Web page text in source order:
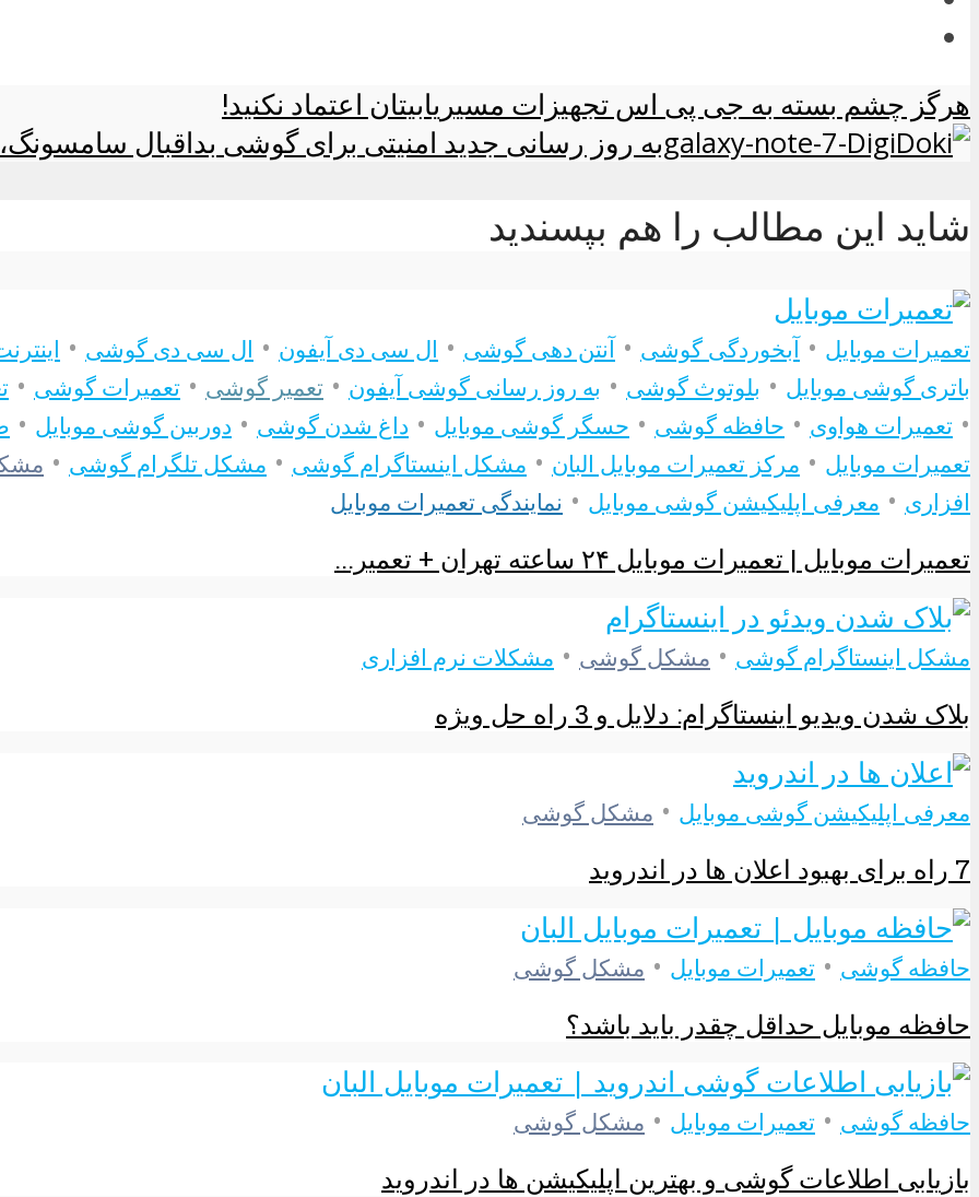
هرگز چشم بسته به جی پی اس تجهیزات مسیریابیتان اعتماد نکنید!
به روز رسانی جدید امنیتی برای گوشی بداقبال
شاید این مطالب را هم بپسندید
تعمیرات موبایل • آبخوردگی گوشی • آنتن دهی گوشی • ال سی دی آیفون • ال سی دی گوشی •
باتری گوشی موبایل • بلوتوث گوشی • به روز رسانی گوشی آیفون • تعمیر گوشی • تعمیرات گوشی •
• تعمیرات هواوی • حافظه گوشی • حسگر گوشی موبایل • داغ شدن گوشی • دوربین گوشی موبایل •
تعمیرات موبایل • مرکز تعمیرات موبایل البان • مشکل اینستاگرام گوشی • مشکل تلگرام گوشی •
افزاری • معرفی اپلیکیشن گوشی موبایل • نمایندگی تعمیرات موبایل
تعمیرات موبایل | تعمیرات موبایل ۲۴ ساعته تهران + تعمیر...
مشکل اینستاگرام گوشی • مشکل گوشی • مشکلات نرم افزاری
بلاک شدن ویدیو اینستاگرام: دلایل و 3 راه حل ویژه
معرفی اپلیکیشن گوشی موبایل • مشکل گوشی
7 راه برای بهبود اعلان ها در اندروید
حافظه گوشی • تعمیرات موبایل • مشکل گوشی
حافظه موبایل حداقل چقدر باید باشد؟
حافظه گوشی • تعمیرات موبایل • مشکل گوشی
بازیابی اطلاعات گوشی و بهترین اپلیکیشن ها در اندروید